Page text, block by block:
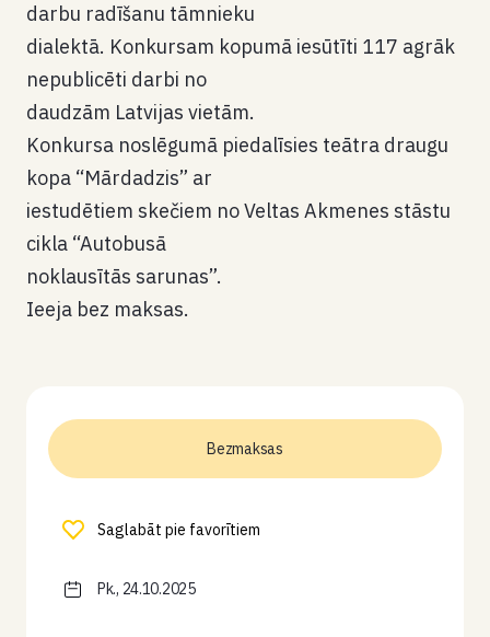
darbu radīšanu tāmnieku
dialektā. Konkursam kopumā iesūtīti 117 agrāk
nepublicēti darbi no
daudzām Latvijas vietām.
Konkursa noslēgumā piedalīsies teātra draugu
kopa “Mārdadzis” ar
iestudētiem skečiem no Veltas Akmenes stāstu
cikla “Autobusā
noklausītās sarunas”.
Ieeja bez maksas.
Bezmaksas
Saglabāt pie favorītiem
Pk., 24.10.2025